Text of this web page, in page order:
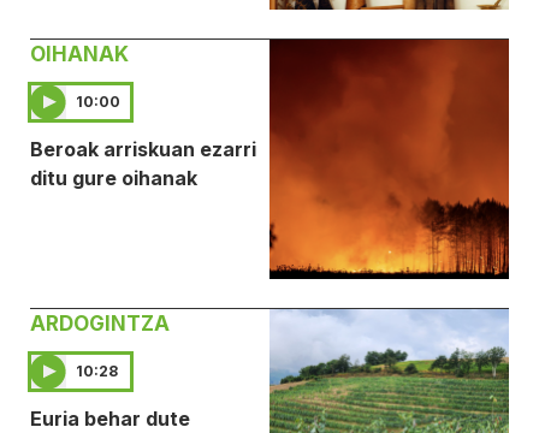
OIHANAK
10:00
Beroak arriskuan ezarri
ditu gure oihanak
ARDOGINTZA
10:28
Euria behar dute